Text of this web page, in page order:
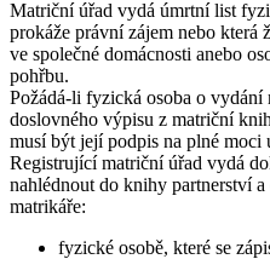
Matriční úřad vydá úmrtní list
prokáže právní zájem nebo která
ve společné domácnosti anebo
pohřbu.
Požádá-li fyzická osoba o
doslovného výpisu z matriční
musí být její podpis na plné moci
Registrující matriční úřad vydá
nahlédnout do knihy partnerství
matrikáře:
fyzické osobě, které se